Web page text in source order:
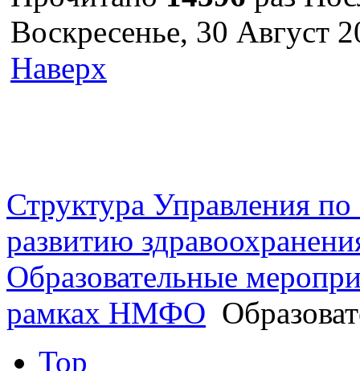
Воскресенье, 30 Август
Наверх
Структура Управления
развитию
Образовательные
рамках НМФО
Top